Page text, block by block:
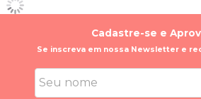
Cadastre-se e
Se inscreva em nossa Newsletter e